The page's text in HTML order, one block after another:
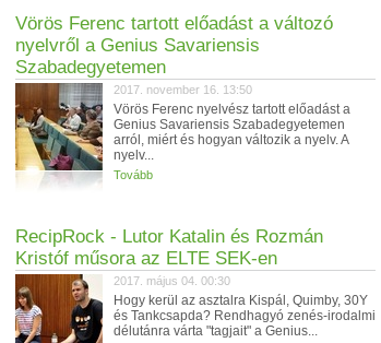
Vörös Ferenc tartott előadást a változó
nyelvről a Genius Savariensis
Szabadegyetemen
2017. november 16. 13:50
Vörös Ferenc nyelvész tartott előadást a
Genius Savariensis Szabadegyetemen
arról, miért és hogyan változik a nyelv. A
nyelv...
Tovább
RecipRock - Lutor Katalin és Rozmán
Kristóf műsora az ELTE SEK-en
2017. május 04. 00:30
Hogy kerül az asztalra Kispál, Quimby, 30Y
és Tankcsapda? Rendhagyó zenés-irodalmi
délutánra várta "tagjait" a Genius...